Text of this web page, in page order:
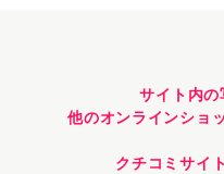
サイト内の
他のオンラインショ
クチコミサイ